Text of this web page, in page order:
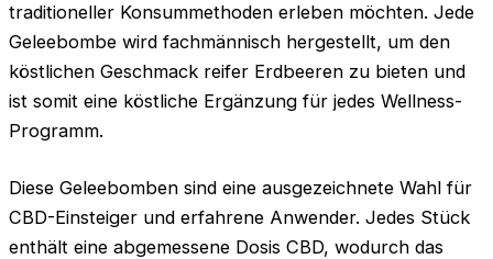
traditioneller Konsummethoden erleben möchten. Jede
Geleebombe wird fachmännisch hergestellt, um den
köstlichen Geschmack reifer Erdbeeren zu bieten und
ist somit eine köstliche Ergänzung für jedes Wellness-
Programm.
Diese Geleebomben sind eine ausgezeichnete Wahl für
CBD-Einsteiger und erfahrene Anwender. Jedes Stück
enthält eine abgemessene Dosis CBD, wodurch das